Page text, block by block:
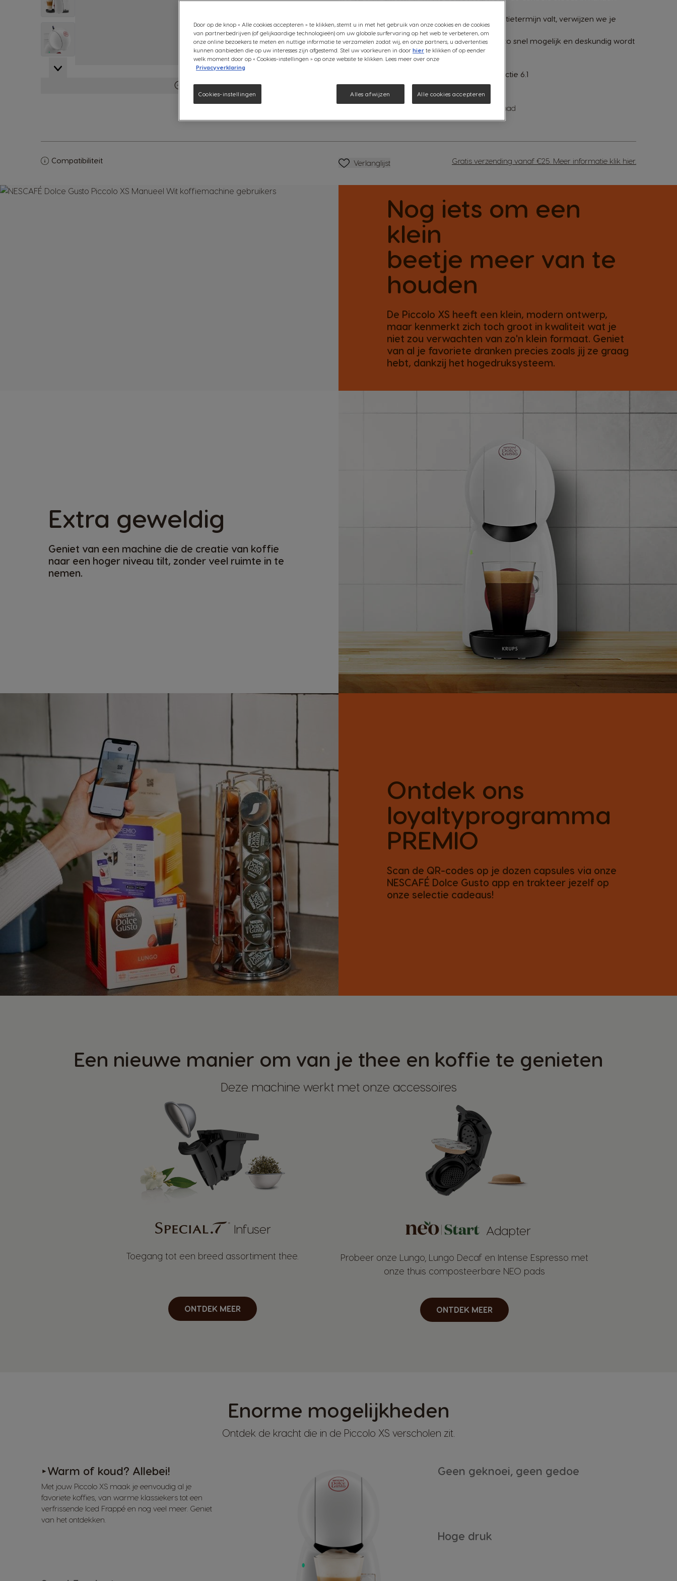
View larger image
View larger image
Meer informatie
Indien je machine defect is en onder de garantietermijn valt, verwijzen we je
graag door naar KRUPS.
Zo kunnen we ervoor zorgen dat je machine zo snel mogelijk en deskundig wordt
gerepareerd.
Dit kan via hetcontactformulier van Krups
Meer info in onze algemene voorwaarden, sectie 6.1
Aanvullende informatie
Niet op voorraad
Compatibiliteit Gratis verzending vanaf €25. Meer informatie klik hier.
Verlanglijstje
Verlanglijst
Nog iets om een
klein
beetje meer van te
houden
De Piccolo XS heeft een klein, modern ontwerp,
maar kenmerkt zich toch groot in kwaliteit wat je
niet zou verwachten van zo'n klein formaat. Geniet
van al je favoriete dranken precies zoals jij ze graag
hebt, dankzij het hogedruksysteem.
Extra geweldig
Geniet van een machine die de creatie van koffie
naar een hoger niveau tilt, zonder veel ruimte in te
nemen.
Ontdek ons
loyaltyprogramma
PREMIO
Scan de QR-codes op je dozen capsules via onze
NESCAFÉ Dolce Gusto app en trakteer jezelf op
onze selectie cadeaus!
Een nieuwe manier om van je thee en koffie te genieten
Deze machine werkt met onze accessoires
Infuser
Toegang tot een breed assortiment thee.
ONTDEK MEER
Adapter
Probeer onze Lungo, Lungo Decaf en Intense Espresso met
onze thuis composteerbare NEO pads
ONTDEK MEER
Enorme mogelijkheden
Ontdek de kracht die in de Piccolo XS verscholen zit.
► Warm of koud? Allebei!
Met jouw Piccolo XS maak je eenvoudig al je
favoriete koffies, van warme klassiekers tot een
verfrissende Iced Frappé en nog veel meer. Geniet
van het ontdekken.
Geen geknoei, geen gedoe
Hoge druk
Door op de knop « Alle cookies accepteren » te klikken, stemt u in met het gebruik van onze cookies en de cookies
van partnerbedrijven (of gelijkaardige technologieën) om uw globale surfervaring op het web te verbeteren, om
onze online bezoekers te meten en nuttige informatie te verzamelen zodat wij, en onze partners, u advertenties
kunnen aanbieden die op uw interesses zijn afgestemd. Stel uw voorkeuren in door hier te klikken of op eender
welk moment door op « Cookies-instellingen » op onze website te klikken. Lees meer over onze
Privacyverklaring
Cookies-instellingen Alles afwijzen Alle cookies accepteren